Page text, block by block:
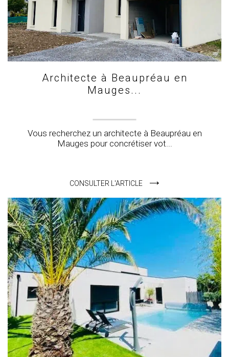
Architecte à Beaupréau en
Mauges...
Vous recherchez un architecte à Beaupréau en
Mauges pour concrétiser vot...
CONSULTER L'ARTICLE